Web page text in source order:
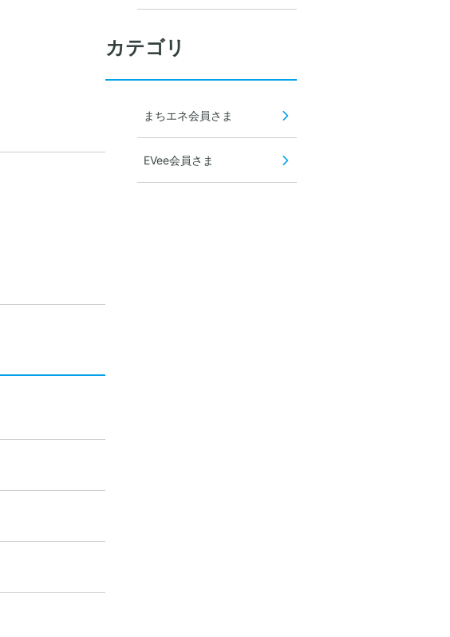
カテゴリ
まちエネ会員さま
EVee会員さま